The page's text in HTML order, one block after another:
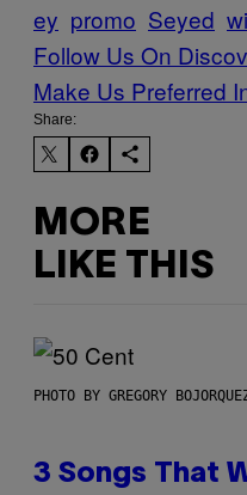
ey promo Seyed
Follow Us On
Make Us Preferred
Share:
MORE
LIKE THIS
PHOTO BY GREGORY
3 Songs That